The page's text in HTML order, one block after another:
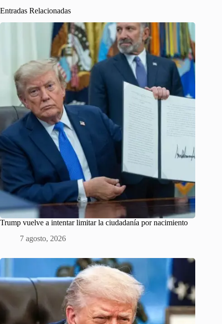
Entradas Relacionadas
Trump vuelve a intentar limitar la ciudadanía por nacimiento
7 agosto, 2026